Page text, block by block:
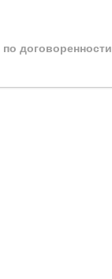
по договоренности